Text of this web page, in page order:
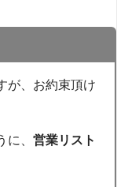
が、お約束頂け
に、営業リスト